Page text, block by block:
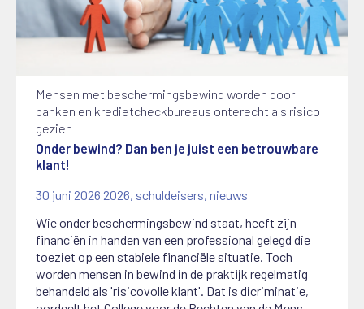
Mensen met beschermingsbewind worden door
banken en kredietcheckbureaus onterecht als risico
gezien
Onder bewind? Dan ben je juist een betrouwbare
klant!
30 juni 2026 2026, schuldeisers,nieuws
Wie onder beschermingsbewind staat, heeft zijn
financiën in handen van een professional gelegd die
toeziet op een stabiele financiële situatie. Toch
worden mensen in bewind in de praktijk regelmatig
behandeld als 'risicovolle klant'. Dat is dicriminatie,